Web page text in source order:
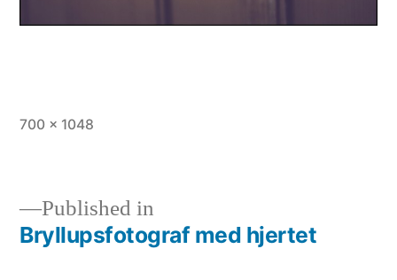
Full
700 × 1048
Indlægsnavigation
Published in
Bryllupsfotograf med hjertet